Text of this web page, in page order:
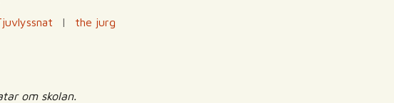
|
the jurg
om skolan.